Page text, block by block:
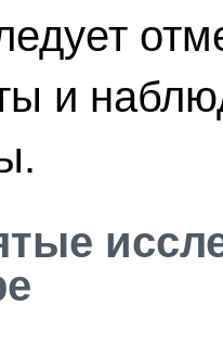
и